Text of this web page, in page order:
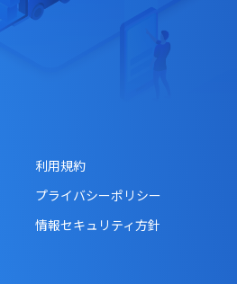
利用規約
プライバシーポリシー
情報セキュリティ方針